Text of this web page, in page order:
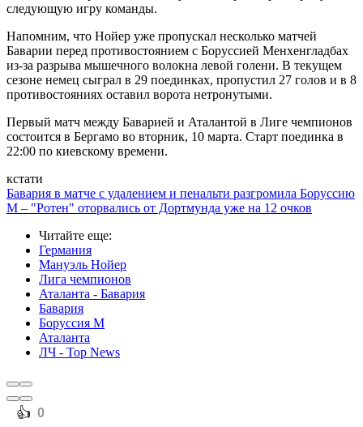
следующую игру команды.
Напомним, что Нойер уже пропускал несколько матчей
Баварии перед противостоянием с Боруссией Менхенгладбах
из-за разрыва мышечного волокна левой голени. В текущем
сезоне немец сыграл в 29 поединках, пропустил 27 голов и в 8
противостояниях оставил ворота нетронутыми.
Первый матч между Баварией и Аталантой в Лиге чемпионов
состоится в Бергамо во вторник, 10 марта. Старт поединка в
22:00 по киевскому времени.
кстати
Бавария в матче с удалением и пенальти разгромила Боруссию
М – "Ротен" оторвались от Дортмунда уже на 12 очков
Читайте еще:
Германия
Мануэль Нойер
Лига чемпионов
Аталанта - Бавария
Бавария
Боруссия М
Аталанта
ЛЧ - Top News
️👍 0